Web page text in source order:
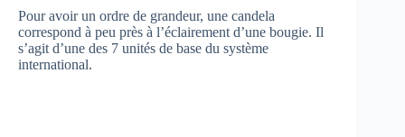
Pour avoir un ordre de grandeur, une candela
correspond à peu près à l’éclairement d’une bougie. Il
s’agit d’une des 7 unités de base du système
international.